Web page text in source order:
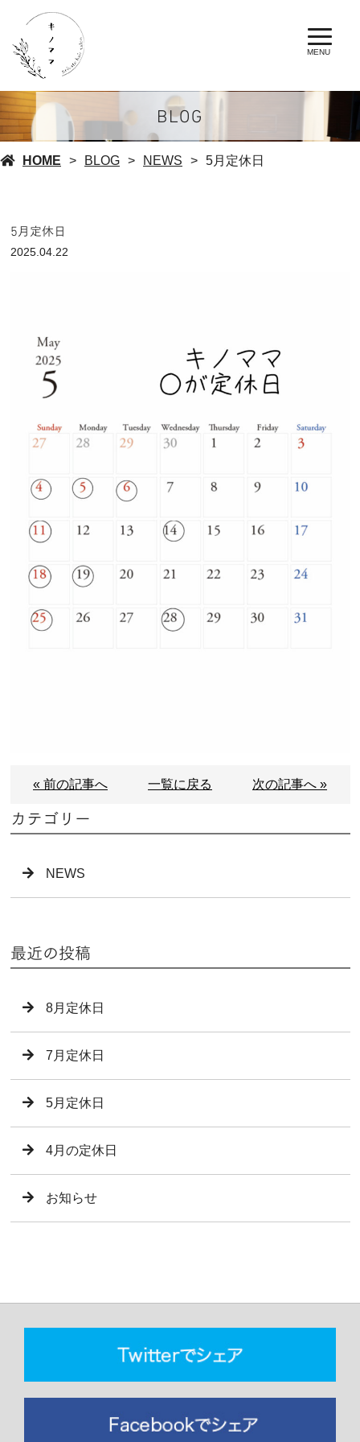
MENU
BLOG
HOME BLOG NEWS 5月定休日
5月定休日
2025.04.22
« 前の記事へ 一覧に戻る 次の記事へ »
カテゴリー
NEWS
最近の投稿
8月定休日
7月定休日
5月定休日
4月の定休日
お知らせ